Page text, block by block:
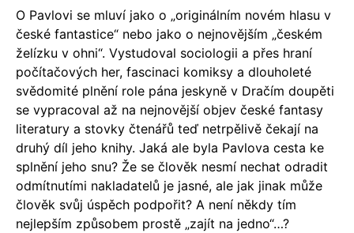
O Pavlovi se mluví jako o „originálním novém hlasu v
české fantastice“ nebo jako o nejnovějším „českém
želízku v ohni“. Vystudoval sociologii a přes hraní
počítačových her, fascinaci komiksy a dlouholeté
svědomité plnění role pána jeskyně v Dračím doupěti
se vypracoval až na nejnovější objev české fantasy
literatury a stovky čtenářů teď netrpělivě čekají na
druhý díl jeho knihy. Jaká ale byla Pavlova cesta ke
splnění jeho snu? Že se člověk nesmí nechat odradit
odmítnutími nakladatelů je jasné, ale jak jinak může
člověk svůj úspěch podpořit? A není někdy tím
nejlepším způsobem prostě „zajít na jedno“…?